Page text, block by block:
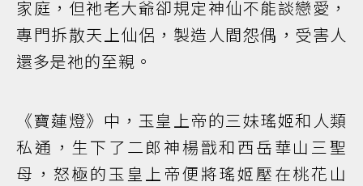
家庭，但祂老大爺卻規定神仙不能談戀愛，
專門拆散天上仙侶，製造人間怨偶，受害人
還多是祂的至親。
《寶蓮燈》中，玉皇上帝的三妹瑤姬和人類
私通，生下了二郎神楊戩和西岳華山三聖
母，怒極的玉皇上帝便將瑤姬壓在桃花山